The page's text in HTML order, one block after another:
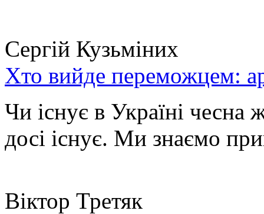
Сергій Кузьміних
Хто вийде переможцем:
Чи існує в Україні чесна
досі існує. Ми знаємо
Віктор Третяк